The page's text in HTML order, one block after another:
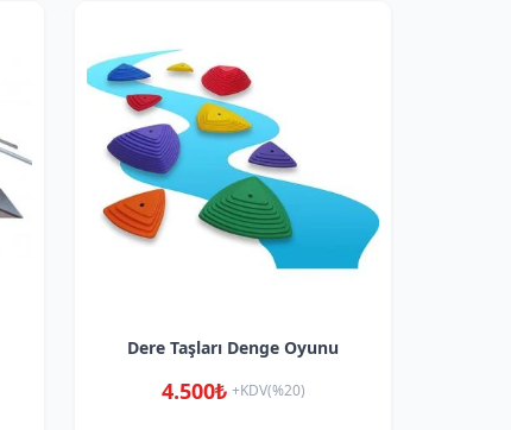
Dere Taşları Denge Oyunu
4.500₺ +KDV(%20)